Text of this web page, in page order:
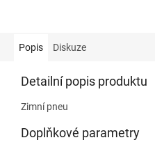
Popis Diskuze
Detailní popis produktu
Zimní pneu
Doplňkové parametry